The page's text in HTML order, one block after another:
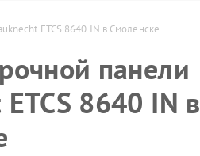
ETCS 8640 IN в Смоленске
панели
8640 IN в